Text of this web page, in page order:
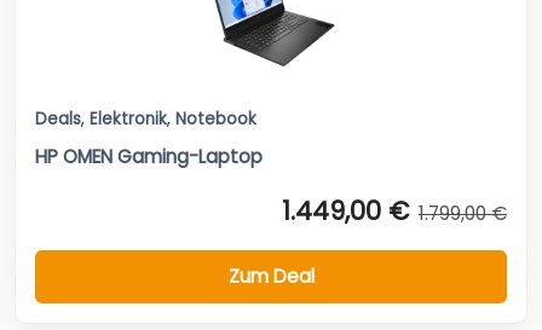
Deals, Elektronik, Notebook
HP OMEN Gaming-Laptop
1.449,00 € 1.799,00 €
Zum Deal